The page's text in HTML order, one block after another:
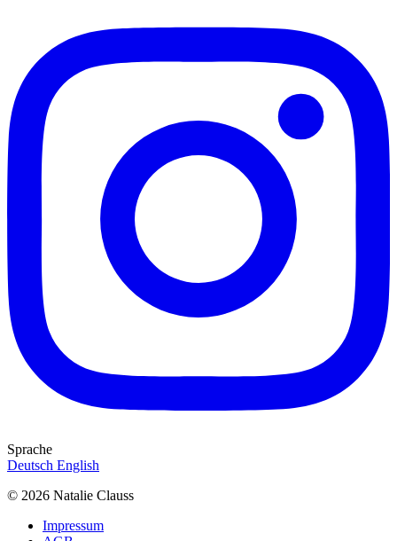
Sprache
Deutsch English
© 2026 Natalie Clauss
Impressum